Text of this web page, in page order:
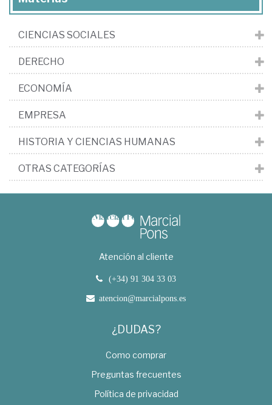
CIENCIAS SOCIALES
DERECHO
ECONOMÍA
EMPRESA
HISTORIA Y CIENCIAS HUMANAS
OTRAS CATEGORÍAS
Atención al cliente
(+34) 91 304 33 03
atencion@marcialpons.es
¿DUDAS?
Como comprar
Preguntas frecuentes
Política de privacidad